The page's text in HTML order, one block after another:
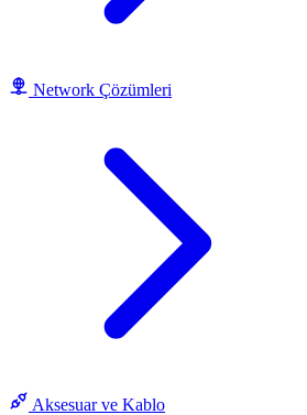
Network Çözümleri
Aksesuar ve Kablo